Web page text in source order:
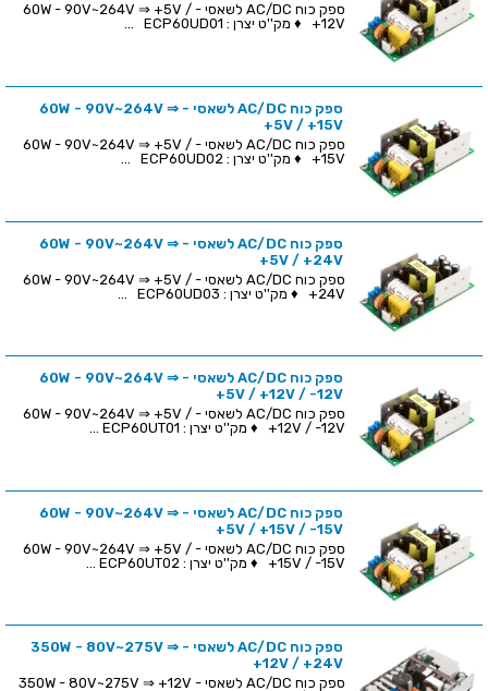
ספק כוח AC/DC לשאסי - 60W - 90V~264V ⇒ +5V /
+12V ♦ מק''ט יצרן : ECP60UD01 ...
ספק כוח AC/DC לשאסי - 60W - 90V~264V ⇒
+5V / +15V
ספק כוח AC/DC לשאסי - 60W - 90V~264V ⇒ +5V /
+15V ♦ מק''ט יצרן : ECP60UD02 ...
ספק כוח AC/DC לשאסי - 60W - 90V~264V ⇒
+5V / +24V
ספק כוח AC/DC לשאסי - 60W - 90V~264V ⇒ +5V /
+24V ♦ מק''ט יצרן : ECP60UD03 ...
ספק כוח AC/DC לשאסי - 60W - 90V~264V ⇒
+5V / +12V / -12V
ספק כוח AC/DC לשאסי - 60W - 90V~264V ⇒ +5V /
+12V / -12V ♦ מק''ט יצרן : ECP60UT01 ...
ספק כוח AC/DC לשאסי - 60W - 90V~264V ⇒
+5V / +15V / -15V
ספק כוח AC/DC לשאסי - 60W - 90V~264V ⇒ +5V /
+15V / -15V ♦ מק''ט יצרן : ECP60UT02 ...
ספק כוח AC/DC לשאסי - 350W - 80V~275V ⇒
+12V / +24V
ספק כוח AC/DC לשאסי - 350W - 80V~275V ⇒ +12V